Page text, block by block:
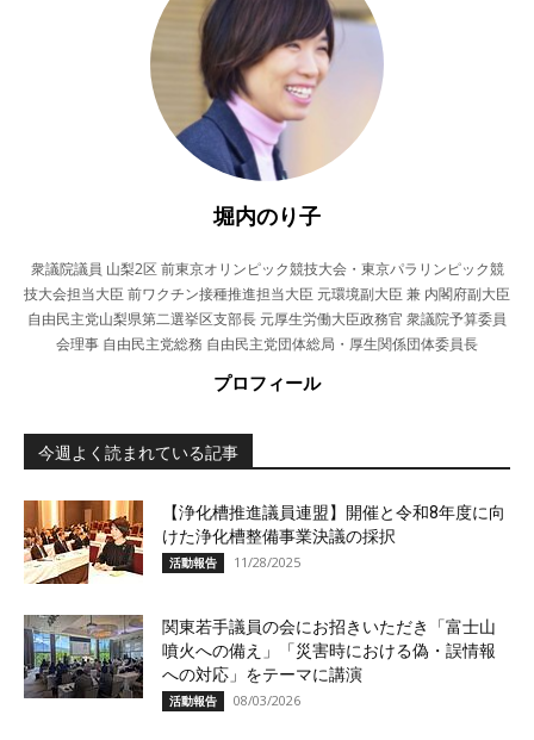
堀内のり子
衆議院議員 山梨2区 前東京オリンピック競技大会・東京パラリンピック競
技大会担当大臣 前ワクチン接種推進担当大臣 元環境副大臣 兼 内閣府副大臣
自由民主党山梨県第二選挙区支部長 元厚生労働大臣政務官 衆議院予算委員
会理事 自由民主党総務 自由民主党団体総局・厚生関係団体委員長
プロフィール
今週よく読まれている記事
【浄化槽推進議員連盟】開催と令和8年度に向
けた浄化槽整備事業決議の採択
活動報告 11/28/2025
関東若手議員の会にお招きいただき「富士山
噴火への備え」「災害時における偽・誤情報
への対応」をテーマに講演
活動報告 08/03/2026